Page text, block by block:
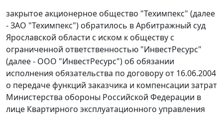
закрытое акционерное общество "Техимпекс" (далее
- ЗАО "Техимпекс") обратилось в Арбитражный суд
Ярославской области с иском к обществу с
ограниченной ответственностью "ИнвестРесурс"
(далее - ООО "ИнвестРесурс") об обязании
исполнения обязательства по договору от 16.06.2004
о передаче функций заказчика и компенсации затрат
Министерства обороны Российской Федерации в
лице Квартирного эксплуатационного управления